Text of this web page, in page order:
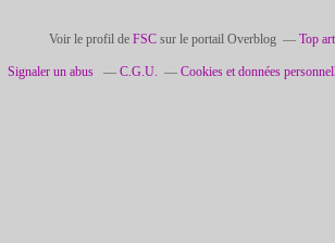
Voir le profil de FSCsur le portail Overblog Top
Signaler un abus C.G.U. Cookies et données